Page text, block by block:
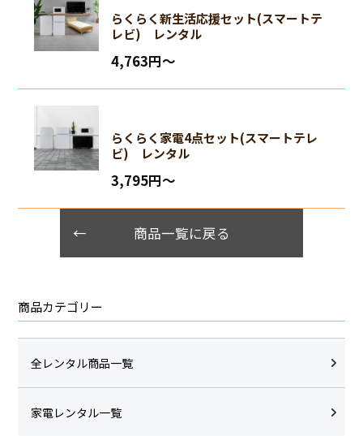
らくらく新生活応援セット(スマートテ
レビ) レンタル
4,763円〜
らくらく家電4点セット(スマートテレ
ビ) レンタル
3,795円〜
商品一覧に戻る
商品カテゴリー
全レンタル商品一覧
家電レンタル一覧